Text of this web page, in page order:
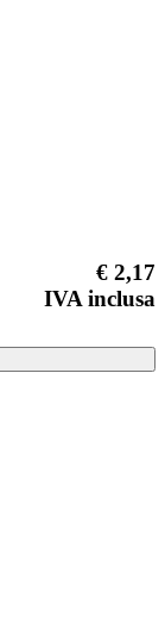
€ 2,17
IVA inclusa